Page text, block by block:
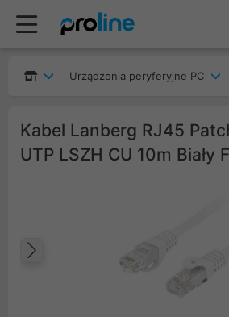
Urządzenia peryferyjne PC
Kabel Lanberg RJ45
UTP LSZH CU 10m Biały
Poprzedni